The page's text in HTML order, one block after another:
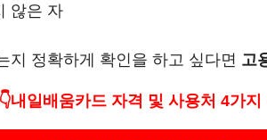
않은 자
지 정확하게 확인을 하고 싶다면 고
👇내일배움카드 자격 및 사용처 4가